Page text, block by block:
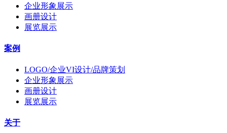
企业形象展示
画册设计
展览展示
案例
LOGO/企业VI设计/品牌策划
企业形象展示
画册设计
展览展示
关于